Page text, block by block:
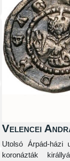
Velencei
Utolsó Árpád-házi
koronázták